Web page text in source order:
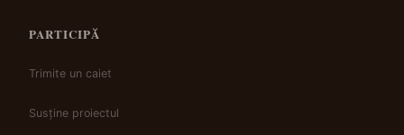
PARTICIPĂ
Trimite un caiet
Susține proiectul